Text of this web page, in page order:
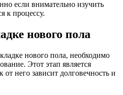
если внимательно изучить
к процессу.
нового пола
нового пола, необходимо
Этот этап является
него зависит долговечность и